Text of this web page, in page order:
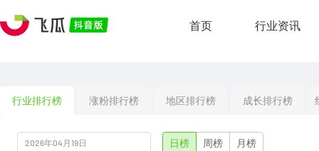
首页 行业资讯
行业排行榜 涨粉排行榜 地区排行榜 成长排行榜
日榜 周榜 月榜